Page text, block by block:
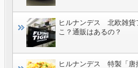
ヒルナンデス 北欧雑貨
こ？通販はあるの？
ヒルナンデス 特製「唐